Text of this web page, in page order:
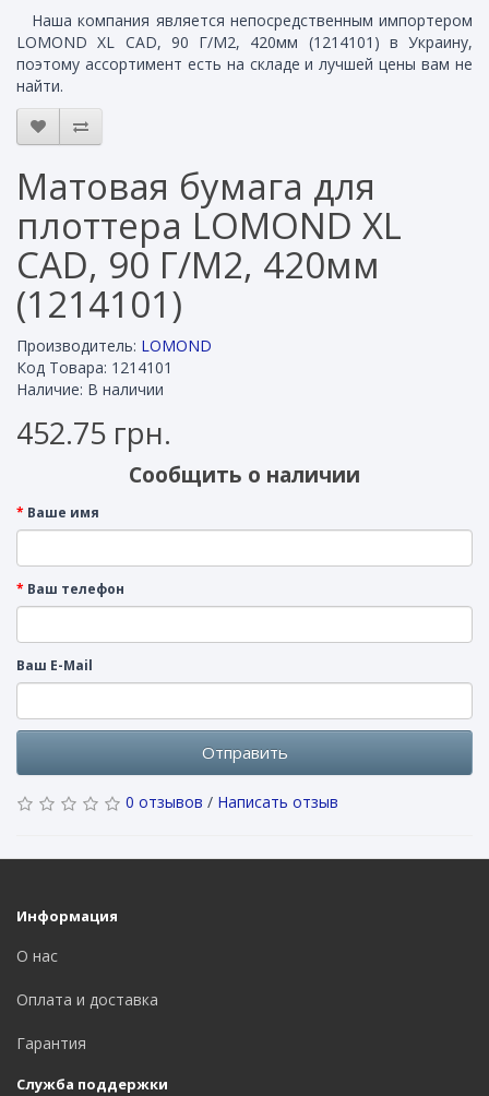
Наша компания является непосредственным импортером
LOMOND XL CAD, 90 Г/М2, 420мм (1214101) в Украину,
поэтому ассортимент есть на складе и лучшей цены вам не
найти.
Матовая бумага для
плоттера LOMOND XL
CAD, 90 Г/М2, 420мм
(1214101)
Производитель: LOMOND
Код Товара: 1214101
Наличие: В наличии
452.75 грн.
Сообщить о наличии
Ваше имя
Ваш телефон
Ваш E-Mail
Отправить
0 отзывов / Написать отзыв
Информация
О нас
Оплата и доставка
Гарантия
Служба поддержки